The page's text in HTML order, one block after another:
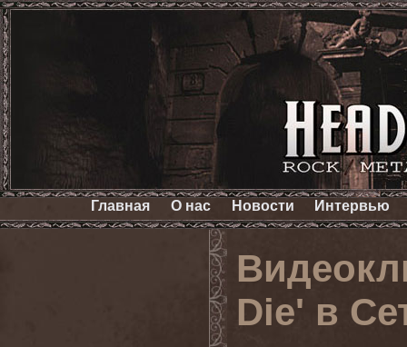
Главная О нас Новости Интервью
Die' в